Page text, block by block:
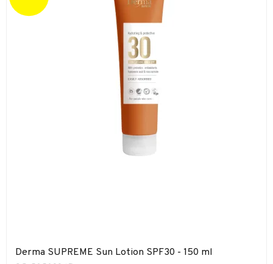
Derma SUPREME Sun Lotion SPF30 - 150 ml